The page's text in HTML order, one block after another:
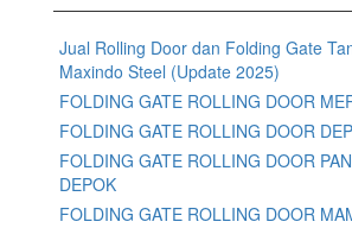
Jual Rolling Door dan Folding Gate
Maxindo Steel (Update 2025)
FOLDING GATE ROLLING DOOR
FOLDING GATE ROLLING DOOR
FOLDING GATE ROLLING DOOR
DEPOK
FOLDING GATE ROLLING DOOR